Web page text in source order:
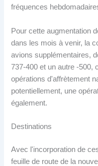
fréquences
Pour cette augmentation
dans les mois à venir, la
avions supplémentaires,
737-400 et un autre -500,
opérations d'affrètement
potentiellement, une
également.
Destinations
Avec l'incorporation de
feuille de route de la